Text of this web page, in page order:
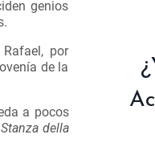
genios
por
de la
a pocos
della